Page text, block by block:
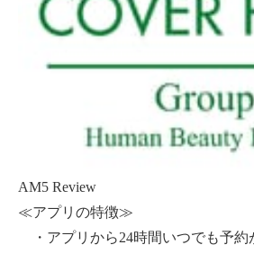
AM5 Review
≪アプリの特徴≫
・アプリから24時間いつでも予約